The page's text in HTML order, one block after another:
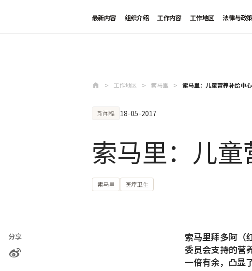
最新内容 组织介绍 工作内容 工作地区 法律与政策
工作地区 索马里 索马里：儿童营养补给中
新闻稿 18-05-2017
索马里：儿
索马里 医疗卫生
分享
索马里拜多阿（
委员会支持的营
一倍有余，凸显